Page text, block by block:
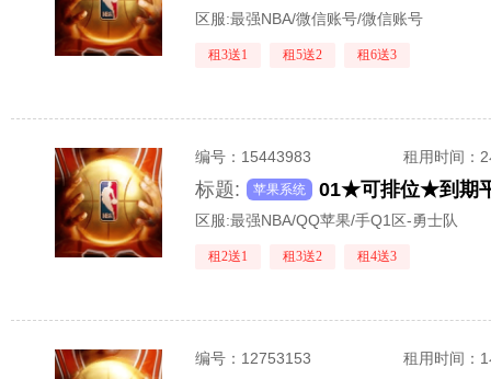
区服:最强NBA/微信账号/微信账号
租3送1 租5送2 租6送3
编号： 15443983 租用时间 ：
标题: 苹果系统
区服:最强NBA/QQ苹果/手Q1区-勇士队
租2送1 租3送2 租4送3
编号： 12753153 租用时间 ：